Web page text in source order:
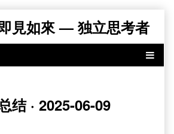
見如來 — 独立思考者
结 · 2025-06-09